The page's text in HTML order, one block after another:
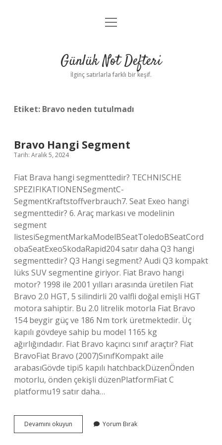
Anasayfa
Yasal Uyarı
menüyü
Günlük Not Defteri
İlginç satırlarla farklı bir keşif.
Etiket: Bravo neden tutulmadı
Bravo Hangi Segment
Tarih: Aralık 5, 2024
Fiat Brava hangi segmenttedir? TECHNISCHE
SPEZIFIKATIONENSegmentC-
SegmentKraftstoffverbrauch7. Seat Exeo hangi
segmenttedir? 6. Araç markası ve modelinin
segment
listesiSegmentMarkaModelBSeatToledoBSeatCord
obaSeatExeoSkodaRapid204 satır daha Q3 hangi
segmenttedir? Q3 Hangi segment? Audi Q3 kompakt
lüks SUV segmentine giriyor. Fiat Bravo hangi
motor? 1998 ile 2001 yılları arasında üretilen Fiat
Bravo 2.0 HGT, 5 silindirli 20 valfli doğal emişli HGT
motora sahiptir. Bu 2.0 litrelik motorla Fiat Bravo
154 beygir güç ve 186 Nm tork üretmektedir. Üç
kapılı gövdeye sahip bu model 1165 kg
ağırlığındadır. Fiat Bravo kaçıncı sınıf araçtır? Fiat
BravoFiat Bravo (2007)SınıfKompakt aile
arabasıGövde tipi5 kapılı hatchbackDüzenÖnden
motorlu, önden çekişli düzenPlatformFiat C
platformu19 satır daha…
Devamını okuyun
Hangi
Yorum Bırak